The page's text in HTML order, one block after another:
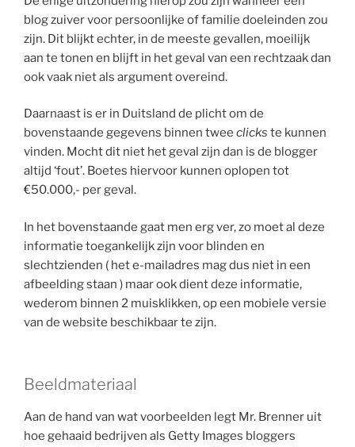
blog zuiver voor persoonlijke of familie doeleinden zou
zijn. Dit blijkt echter, in de meeste gevallen, moeilijk
aan te tonen en blijft in het geval van een rechtzaak dan
ook vaak niet als argument overeind.
Daarnaast is er in Duitsland de plicht om de
bovenstaande gegevens binnen twee clicks te kunnen
vinden. Mocht dit niet het geval zijn dan is de blogger
altijd ‘fout’. Boetes hiervoor kunnen oplopen tot
€50.000,- per geval.
In het bovenstaande gaat men erg ver, zo moet al deze
informatie toegankelijk zijn voor blinden en
slechtzienden ( het e-mailadres mag dus niet in een
afbeelding staan ) maar ook dient deze informatie,
wederom binnen 2 muisklikken, op een mobiele versie
van de website beschikbaar te zijn.
Beeldmateriaal
Aan de hand van wat voorbeelden legt Mr. Brenner uit
hoe gehaaid bedrijven als Getty Images bloggers